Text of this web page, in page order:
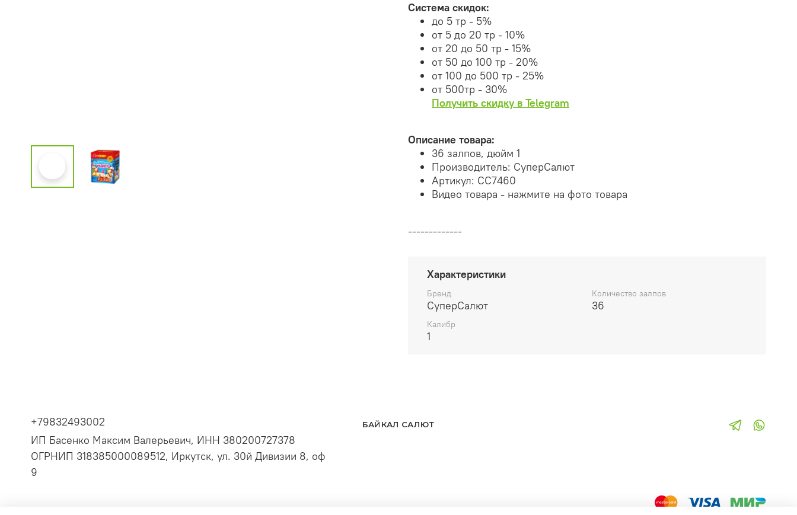
Система скидок:
до 5 тр - 5%
от 5 до 20 тр - 10%
от 20 до 50 тр - 15%
от 50 до 100 тр - 20%
от 100 до 500 тр - 25%
от 500тр - 30%
Получить скидку в Telegram
Описание товара:
36 залпов, дюйм 1
Производитель: СуперСалют
Артикул: СС7460
Видео товара - нажмите на фото товара
-------------
Характеристики
Бренд
СуперСалют
Количество залпов
36
Калибр
1
+79832493002
ИП Басенко Максим Валерьевич, ИНН 380200727378
ОГРНИП 318385000089512, Иркутск, ул. 30й Дивизии 8, оф
9
БАЙКАЛ САЛЮТ